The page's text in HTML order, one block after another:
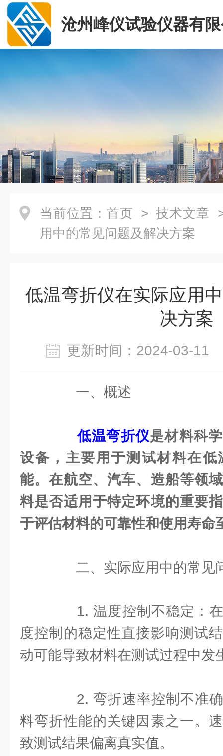
沧州峰仪试验仪器有
当前位置： 首页 > 技术文章
用中的常见问题及解决方案
低温弯折仪在实际应用
决方案
更新时间：2024-03-
一、概述
低温弯折仪是材料科
设备，主要用于测试材料在低
能。在航空、汽车、造船等领
料是否适用于特定环境的重要
于评估材料的可靠性和使用寿命
二、实际应用中的常见
1. 温度控制不稳定：在
度控制的稳定性直接影响测试
动可能导致材料在测试过程中发
2. 弯折速率控制不准确
料弯折性能的关键因素之一。
致测试结果偏离真实值。